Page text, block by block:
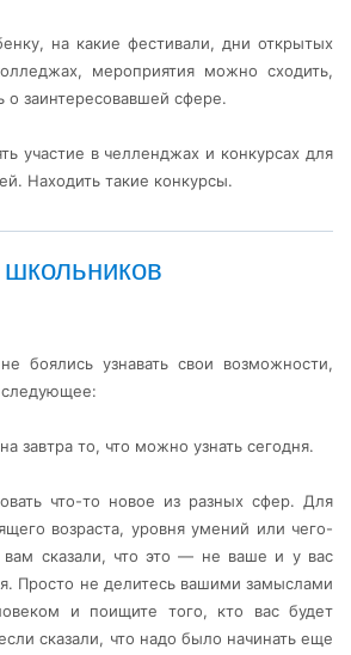
на какие фестивали, дни открытых
мероприятия можно сходить,
о заинтересовавшей сфере.
участие в челленджах и конкурсах для
Находить такие конкурсы.
боялись узнавать свои возможности,
следующее:
завтра то, что можно узнать сегодня.
что-то новое из разных сфер. Для
возраста, уровня умений или чего-
сказали, что это — не ваше и у вас
Просто не делитесь вашими замыслами
и поищите того, кто вас будет
сказали, что надо было начинать еще